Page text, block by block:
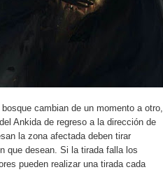
cambian de un momento a otro,
Ankida de regreso a la dirección de
la zona afectada deben tirar
que desean. Si la tirada falla los
pueden realizar una tirada cada